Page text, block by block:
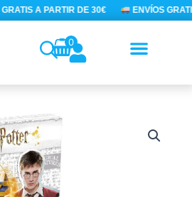
A PARTIR DE 30€ ENVÍOS
0